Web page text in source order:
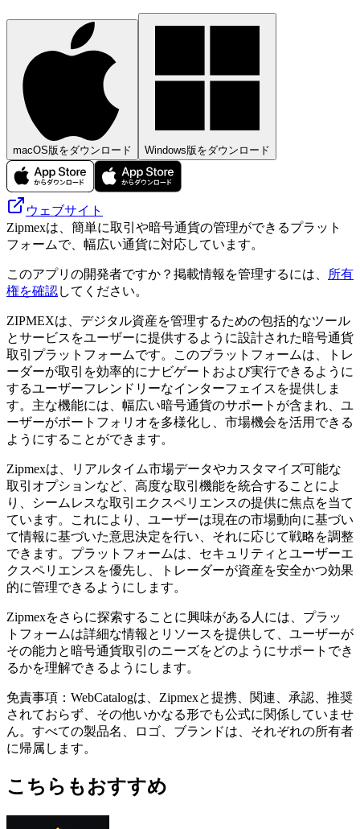
macOS版をダウンロード Windows版をダウンロード
ウェブサイト
Zipmexは、簡単に取引や暗号通貨の管理ができるプラット
フォームで、幅広い通貨に対応しています。
このアプリの開発者ですか？掲載情報を管理するには、
所有
権を確認してください。
ZIPMEXは、デジタル資産を管理するための包括的なツール
とサービスをユーザーに提供するように設計された暗号通貨
取引プラットフォームです。このプラットフォームは、トレ
ーダーが取引を効率的にナビゲートおよび実行できるように
するユーザーフレンドリーなインターフェイスを提供しま
す。主な機能には、幅広い暗号通貨のサポートが含まれ、ユ
ーザーがポートフォリオを多様化し、市場機会を活用できる
ようにすることができます。
Zipmexは、リアルタイム市場データやカスタマイズ可能な
取引オプションなど、高度な取引機能を統合することによ
り、シームレスな取引エクスペリエンスの提供に焦点を当て
ています。これにより、ユーザーは現在の市場動向に基づい
て情報に基づいた意思決定を行い、それに応じて戦略を調整
できます。プラットフォームは、セキュリティとユーザーエ
クスペリエンスを優先し、トレーダーが資産を安全かつ効果
的に管理できるようにします。
Zipmexをさらに探索することに興味がある人には、プラッ
トフォームは詳細な情報とリソースを提供して、ユーザーが
その能力と暗号通貨取引のニーズをどのようにサポートでき
るかを理解できるようにします。
免責事項：WebCatalogは、Zipmexと提携、関連、承認、推奨
されておらず、その他いかなる形でも公式に関係していませ
ん。すべての製品名、ロゴ、ブランドは、それぞれの所有者
に帰属します。
こちらもおすすめ